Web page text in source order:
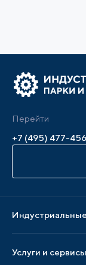
Перейти
+7 (495) 477-
Парки по регионам
Услуги и сервисы